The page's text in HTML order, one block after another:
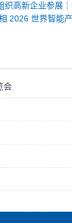
织高新企业参展
2026 世界智能
会